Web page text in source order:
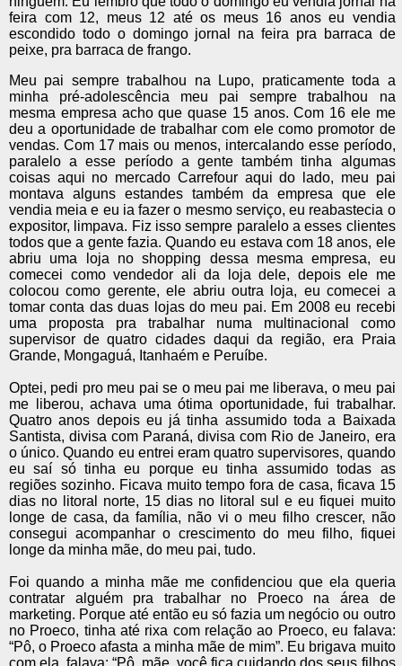
feira com 12, meus 12 até os meus 16 anos eu vendia
escondido todo o domingo jornal na feira pra barraca de
peixe, pra barraca de frango.
Meu pai sempre trabalhou na Lupo, praticamente toda a
minha pré-adolescência meu pai sempre trabalhou na
mesma empresa acho que quase 15 anos. Com 16 ele me
deu a oportunidade de trabalhar com ele como promotor de
vendas. Com 17 mais ou menos, intercalando esse período,
paralelo a esse período a gente também tinha algumas
coisas aqui no mercado Carrefour aqui do lado, meu pai
montava alguns estandes também da empresa que ele
vendia meia e eu ia fazer o mesmo serviço, eu reabastecia o
expositor, limpava. Fiz isso sempre paralelo a esses clientes
todos que a gente fazia. Quando eu estava com 18 anos, ele
abriu uma loja no shopping dessa mesma empresa, eu
comecei como vendedor ali da loja dele, depois ele me
colocou como gerente, ele abriu outra loja, eu comecei a
tomar conta das duas lojas do meu pai. Em 2008 eu recebi
uma proposta pra trabalhar numa multinacional como
supervisor de quatro cidades daqui da região, era Praia
Grande, Mongaguá, Itanhaém e Peruíbe.
Optei, pedi pro meu pai se o meu pai me liberava, o meu pai
me liberou, achava uma ótima oportunidade, fui trabalhar.
Quatro anos depois eu já tinha assumido toda a Baixada
Santista, divisa com Paraná, divisa com Rio de Janeiro, era
o único. Quando eu entrei eram quatro supervisores, quando
eu saí só tinha eu porque eu tinha assumido todas as
regiões sozinho. Ficava muito tempo fora de casa, ficava 15
dias no litoral norte, 15 dias no litoral sul e eu fiquei muito
longe de casa, da família, não vi o meu filho crescer, não
consegui acompanhar o crescimento do meu filho, fiquei
longe da minha mãe, do meu pai, tudo.
Foi quando a minha mãe me confidenciou que ela queria
contratar alguém pra trabalhar no Proeco na área de
marketing. Porque até então eu só fazia um negócio ou outro
no Proeco, tinha até rixa com relação ao Proeco, eu falava:
“Pô, o Proeco afasta a minha mãe de mim”. Eu brigava muito
com ela, falava: “Pô, mãe, você fica cuidando dos seus filhos